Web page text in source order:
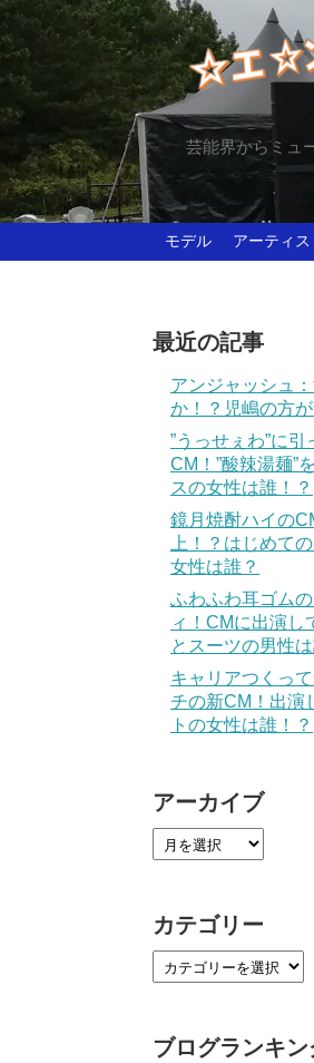
芸能界からミュ
モデル アーティス
最近の記事
アンジャッシュ
か！？児嶋の方
”うっせぇわ”に
CM！”酸辣湯麺”
スの女性は誰！？
鏡月焼酎ハイの
上！？はじめて
女性は誰？
ふわふわ耳ゴム
ィ！CMに出演し
とスーツの男性
キャリアつくっ
チの新CM！出演
トの女性は誰！？
アーカイブ
カテゴリー
ブログランキ